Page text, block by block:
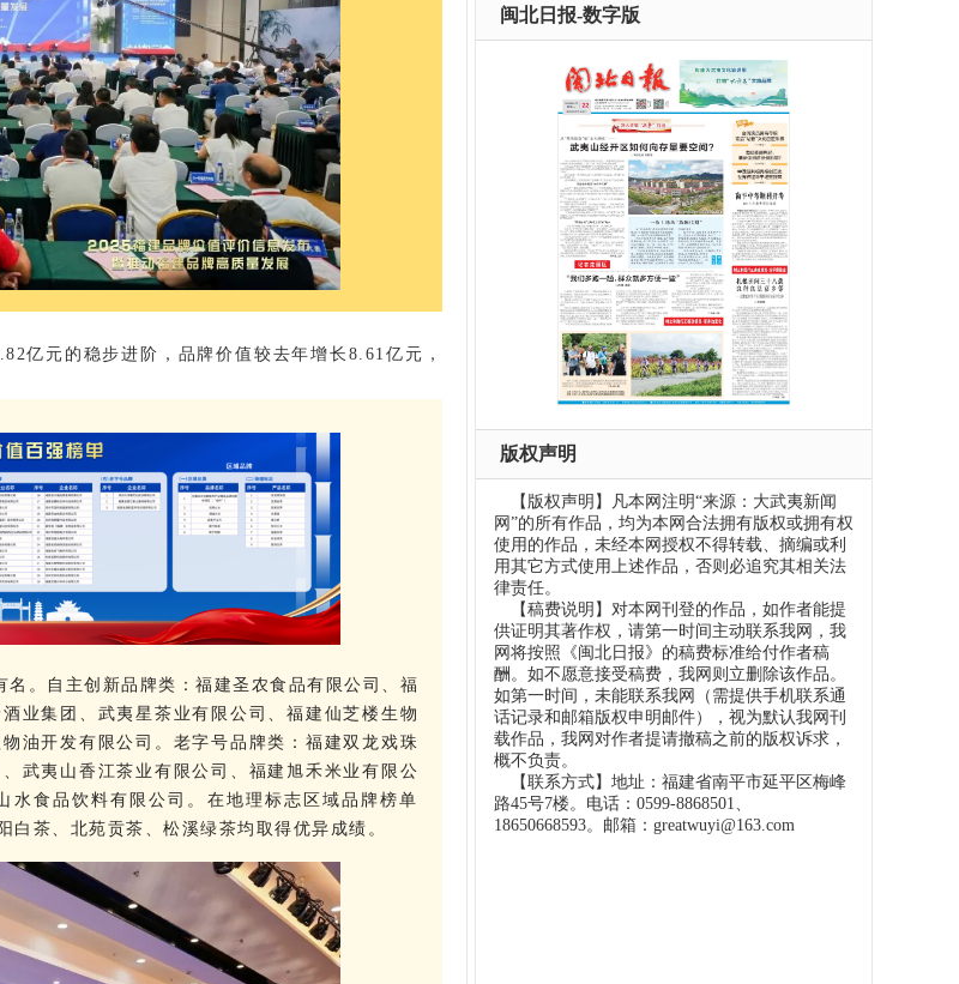
亿元的稳步进阶，品牌价值较去年增长8.61亿元，
名。自主创新品牌类：福建圣农食品有限公司、福
业集团、武夷星茶业有限公司、福建仙芝楼生物
油开发有限公司。老字号品牌类：福建双龙戏珠
武夷山香江茶业有限公司、福建旭禾米业有限公
食品饮料有限公司。在地理标志区域品牌榜单
茶、北苑贡茶、松溪绿茶均取得优异成绩。
闽北日报-数字版
版权声明
【版权声明】凡本网注明“来源：大武夷新闻
网”的所有作品，均为本网合法拥有版权或拥有权
使用的作品，未经本网授权不得转载、摘编或利
用其它方式使用上述作品，否则必追究其相关法
律责任。
【稿费说明】对本网刊登的作品，如作者能提
供证明其著作权，请第一时间主动联系我网，我
网将按照《闽北日报》的稿费标准给付作者稿
酬。如不愿意接受稿费，我网则立删除该作品。
如第一时间，未能联系我网（需提供手机联系通
话记录和邮箱版权申明邮件），视为默认我网刊
载作品，我网对作者提请撤稿之前的版权诉求，
概不负责。
【联系方式】地址：福建省南平市延平区梅峰
路45号7楼。电话：0599-8868501、
18650668593。邮箱：greatwuyi@163.com